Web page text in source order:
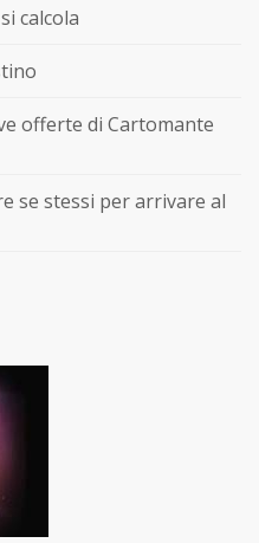
calcola
offerte di Cartomante
se stessi per arrivare al